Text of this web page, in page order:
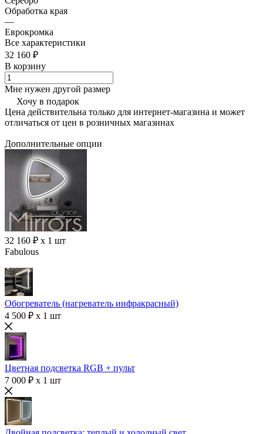
Обработка края
—
Еврокромка
Все характеристики
32 160 ₽
В корзину
Мне нужен другой размер
Хочу в подарок
Цена действительна только для интернет-магазина и может
отличаться от цен в розничных магазинах
Дополнительные опции
32 160 ₽ x 1 шт
Fabulous
Обогреватель (нагреватель инфракрасный)
4 500 ₽ x 1 шт
Цветная подсветка RGB + пульт
7 000 ₽ x 1 шт